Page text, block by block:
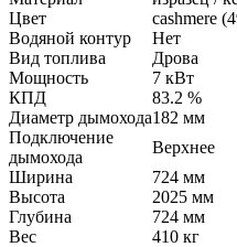
Цвет
cashmere
Водяной контур
Нет
Вид топлива
Дрова
Мощность
7 кВт
КПД
83.2 %
Диаметр дымохода182 мм
Подключение
дымохода
Верхнее
Ширина
724 мм
Высота
2025 мм
Глубина
724 мм
Вес
410 кг